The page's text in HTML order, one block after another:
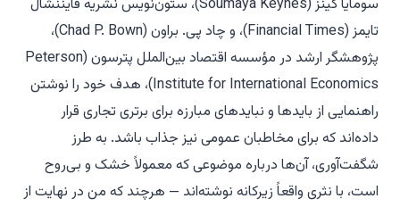
سومایا کینز (Soumaya Keynes)، ستون‌نویس نشریه
فایننشال
تایمز
(Financial Times)، و چاد پی. براون (Chad P. Bown)،
پژوهشگر ارشد در مؤسسه اقتصاد بین‌الملل پترسون (Peterson
Institute for International Economics)، هدف خود را نوشتن
راهنمایی از بایدها و نبایدهای مبارزه برای برتری تجاری قرار
داده‌اند که برای مخاطبان عمومی نیز جذاب باشد. به طرز
شگفت‌آوری، آن‌ها درباره موضوعی که معمولاً خشک و بی‌روح
است، با نثری واقعاً زیرکانه نوشته‌اند — هرچند که من در نهایت از